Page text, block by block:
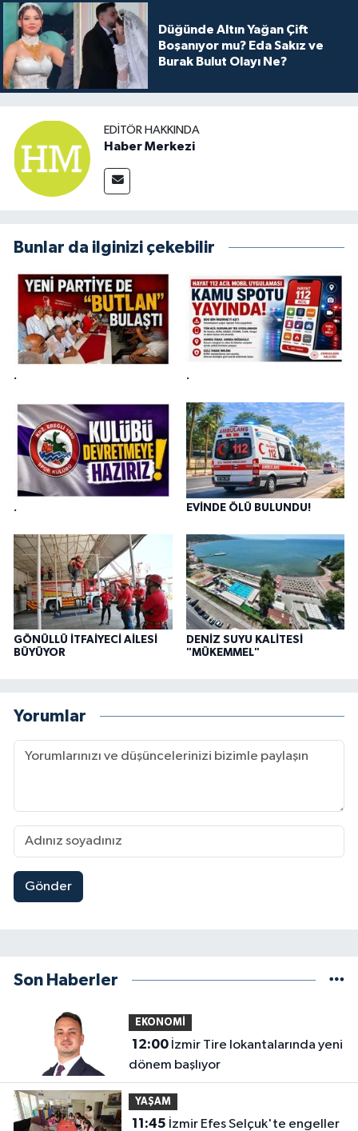
Düğünde Altın Yağan Çift
Boşanıyor mu? Eda Sakız ve
Burak Bulut Olayı Ne?
EDITÖR HAKKINDA
Haber Merkezi
Bunlar da ilginizi çekebilir
. .
. EVİNDE ÖLÜ BULUNDU!
GÖNÜLLÜ İTFAİYECİ AİLESİ
BÜYÜYOR
DENİZ SUYU KALİTESİ
"MÜKEMMEL"
Yorumlar
Gönder
Son Haberler
EKONOMİ
12:00İzmir Tire lokantalarında yeni
dönem başlıyor
YAŞAM
11:45